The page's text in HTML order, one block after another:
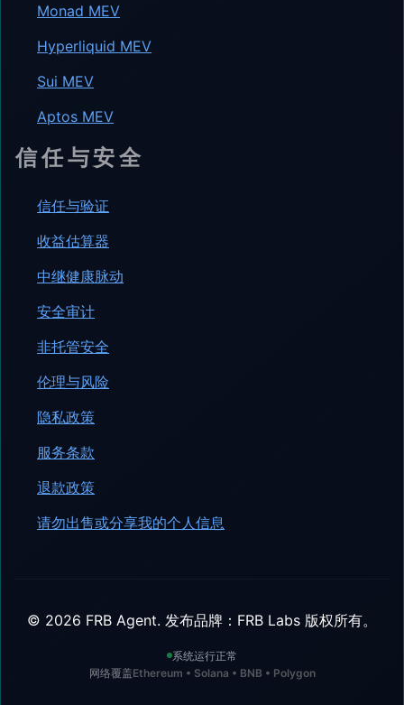
Monad MEV
Hyperliquid MEV
Sui MEV
Aptos MEV
信任与安全
信任与验证
收益估算器
中继健康脉动
安全审计
非托管安全
伦理与风险
隐私政策
服务条款
退款政策
请勿出售或分享我的个人信息
© 2026 FRB Agent. 发布品牌：FRB Labs 版权所有。
系统运行正常
网络覆盖Ethereum • Solana • BNB • Polygon